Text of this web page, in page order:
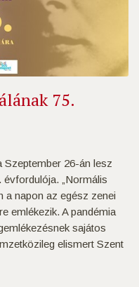
75.
Szeptember 26-án lesz
évfordulója. „Normális
a napon az egész zenei
emlékezik. A pandémia
sajátos
elismert Szent